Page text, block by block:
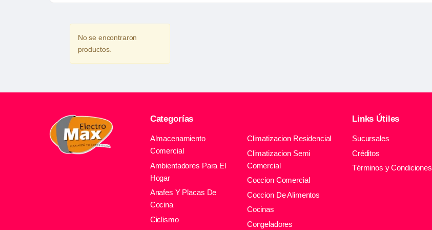
No se encontraron
productos.
Categorías
Almacenamiento
Comercial
Ambientadores Para El
Hogar
Anafes Y Placas De
Cocina
Ciclismo
Climatizacion Residencial
Climatizacion Semi
Comercial
Coccion Comercial
Coccion De Alimentos
Cocinas
Congeladores
Links Útiles
Sucursales
Créditos
Términos y Condiciones